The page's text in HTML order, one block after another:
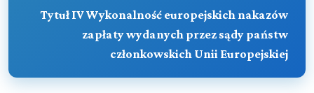
Tytuł IV Wykonalność europejskich nakazów
zapłaty wydanych przez sądy państw
członkowskich Unii Europejskiej
sądowych i dokumentów urzędowych z państw
członkowskich Unii Europejskiej w sprawach
▼